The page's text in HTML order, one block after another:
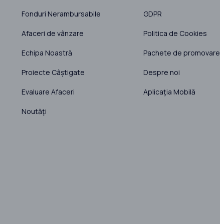
Fonduri Nerambursabile
Afaceri de vânzare
Echipa Noastră
Proiecte Câștigate
Evaluare Afaceri
Noutăţi
GDPR
Politica de Cookies
Pachete de promovare
Despre noi
Aplicaţia Mobilă